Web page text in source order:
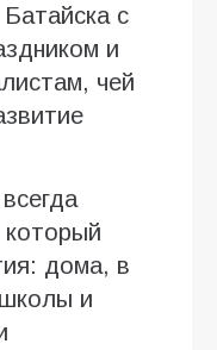
с
и
чей
который
дома, в
и